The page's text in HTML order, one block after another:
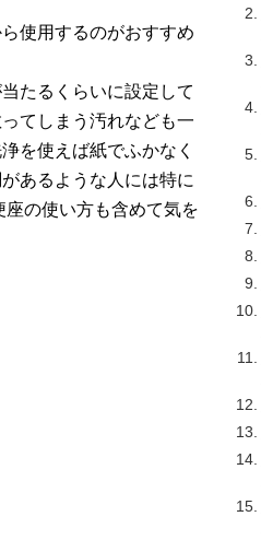
使用するのがおすすめ
たるくらいに設定して
てしまう汚れなども一
を使えば紙でふかなく
あるような人には特に
の使い方も含めて気を